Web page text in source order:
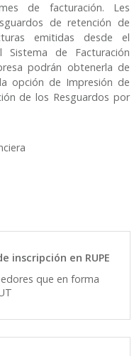
de facturación. Les
de retención de
emitidas desde el
de Facturación
podrán obtenerla de
opción de Impresión de
de los Resguardos por
inscripción en RUPE
que en forma